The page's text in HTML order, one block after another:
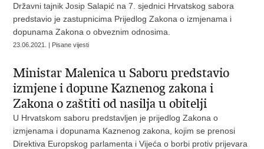
Državni tajnik Josip Salapić na 7. sjednici Hrvatskog sabora
predstavio je zastupnicima Prijedlog Zakona o izmjenama i
dopunama Zakona o obveznim odnosima.
23.06.2021. | Pisane vijesti
Ministar Malenica u Saboru predstavio
izmjene i dopune Kaznenog zakona i
Zakona o zaštiti od nasilja u obitelji
U Hrvatskom saboru predstavljen je prijedlog Zakona o
izmjenama i dopunama Kaznenog zakona, kojim se prenosi
Direktiva Europskog parlamenta i Vijeća o borbi protiv prijevara